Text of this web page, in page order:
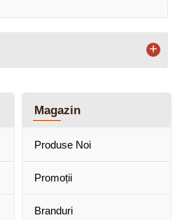
+
Magazin
Produse Noi
Promoții
Branduri